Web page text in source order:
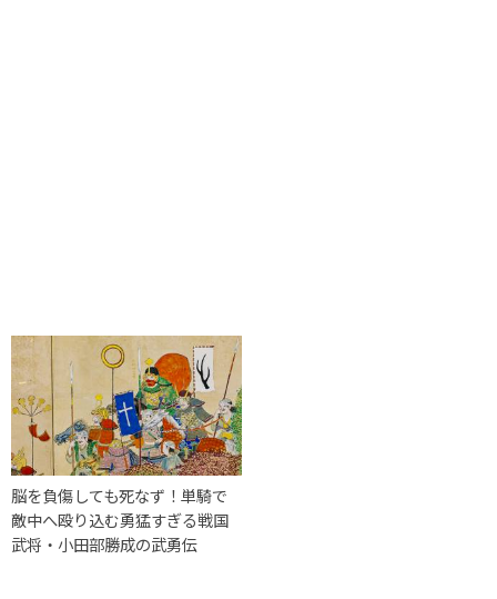
脳を負傷しても死なず！単騎で
敵中へ殴り込む勇猛すぎる戦国
武将・小田部勝成の武勇伝